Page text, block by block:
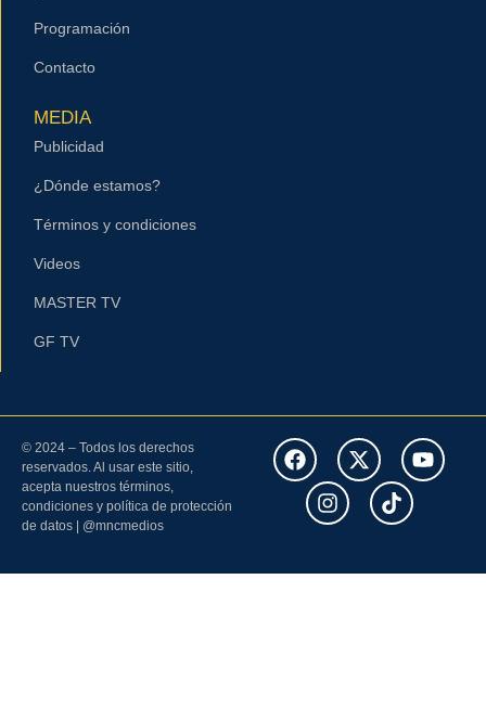
Programación
Contacto
MEDIA
Publicidad
¿Dónde estamos?
Términos y condiciones
Videos
MASTER TV
GF TV
© 2024 – Todos los derechos
reservados. Al usar este sitio,
acepta nuestros términos,
condiciones y política de protección
de datos | @mncmedios